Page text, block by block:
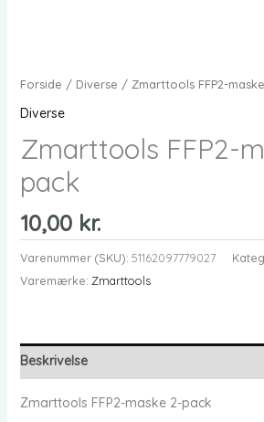
Forside / Diverse / Zmarttools FFP2-
Diverse
Zmarttools FFP2-
pack
10,00 kr.
Varenummer (SKU): 51162097779027
Varemærke: Zmarttools
Beskrivelse
Zmarttools FFP2-maske 2-pack